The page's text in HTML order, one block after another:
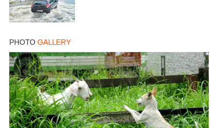
PHOTO GALLERY
×
Share this link